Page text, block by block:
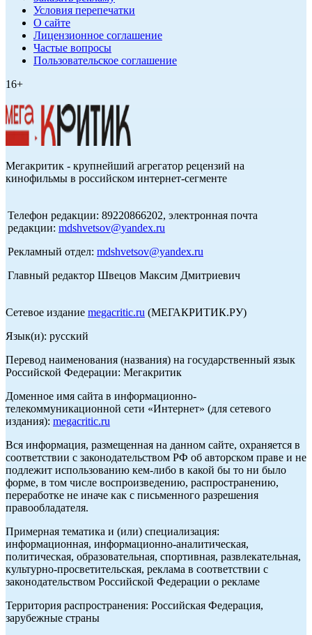
Условия перепечатки
О сайте
Лицензионное соглашение
Частые вопросы
Пользовательское соглашение
16+
Мегакритик - крупнейший агрегатор рецензий на
кинофильмы в российском интернет-сегменте
Телефон редакции: 89220866202, электронная почта
редакции: mdshvetsov@yandex.ru
Рекламный отдел: mdshvetsov@yandex.ru
Главный редактор Швецов Максим Дмитриевич
Сетевое издание megacritic.ru (МЕГАКРИТИК.РУ)
Язык(и): русский
Перевод наименования (названия) на государственный язык
Российской Федерации: Мегакритик
Доменное имя сайта в информационно-
телекоммуникационной сети «Интернет» (для сетевого
издания): megacritic.ru
Вся информация, размещенная на данном сайте, охраняется в
соответствии с законодательством РФ об авторском праве и не
подлежит использованию кем-либо в какой бы то ни было
форме, в том числе воспроизведению, распространению,
переработке не иначе как с письменного разрешения
правообладателя.
Примерная тематика и (или) специализация:
информационная, информационно-аналитическая,
политическая, образовательная, спортивная, развлекательная,
культурно-просветительская, реклама в соответствии с
законодательством Российской Федерации о рекламе
Территория распространения: Российская Федерация,
зарубежные страны